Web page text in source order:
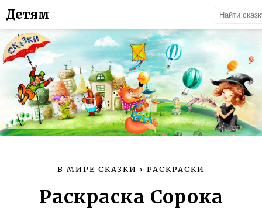
Детям
В МИРЕ СКАЗКИ › РАСКРАСКИ
Раскраска Сорока